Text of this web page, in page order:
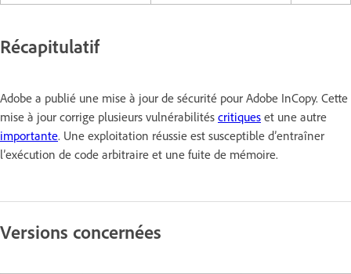
Récapitulatif
Adobe a publié une mise à jour de sécurité pour Adobe InCopy. Cette
mise à jour corrige plusieurs vulnérabilités critiques et une autre
importante. Une exploitation réussie est susceptible d’entraîner
l’exécution de code arbitraire et une fuite de mémoire.
Versions concernées